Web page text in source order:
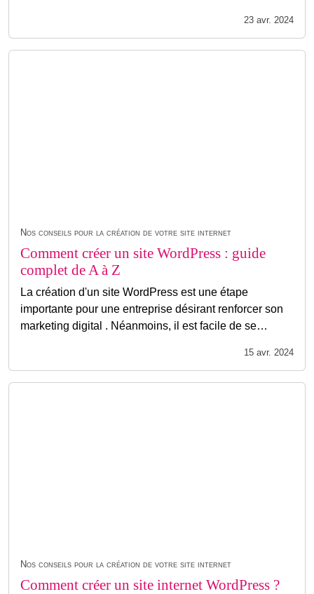
23 avr. 2024
Nos conseils pour la création de votre site internet
Comment créer un site WordPress : guide
complet de A à Z
La création d'un site WordPress est une étape
importante pour une entreprise désirant renforcer son
marketing digital . Néanmoins, il est facile de se…
15 avr. 2024
Nos conseils pour la création de votre site internet
Comment créer un site internet WordPress ?